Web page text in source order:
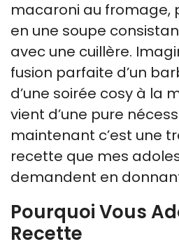
macaroni au fromage,
en une soupe
avec une cuillère.
fusion parfaite d’un
d’une soirée cosy à la
vient d’une pure
maintenant c’est une
recette que mes
demandent en
Pourquoi Vous
Recette